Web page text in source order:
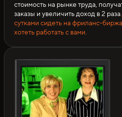
стоимость на рынке труда,
заказы и увеличить доход в 2 раза
сутками сидеть на фриланс-
хотеть работать с вами.